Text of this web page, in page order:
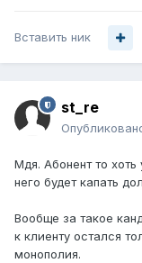
Вставить ник
st_re
Мдя. Абонент то
него будет капать
Вообще за такое
к клиенту остался
монополия.